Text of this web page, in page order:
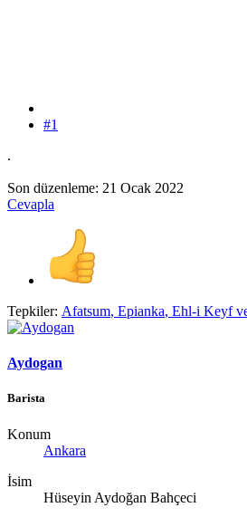
#1
.
Son düzenleme: 21 Ocak 2022
Cevapla
Tepkiler: Afatsum, Epianka, Ehl-i Keyf
Aydogan
Barista
Konum
Ankara
İsim
Hüseyin Aydoğan Bahçeci